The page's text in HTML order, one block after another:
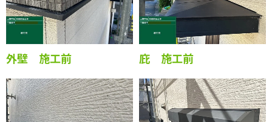
外壁 施工前 庇 施工前